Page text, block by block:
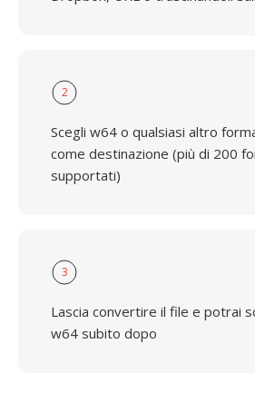
2
Scegli w64 o qualsiasi altro
come destinazione (più di 200
supportati)
3
Lascia convertire il file e potrai
w64 subito dopo